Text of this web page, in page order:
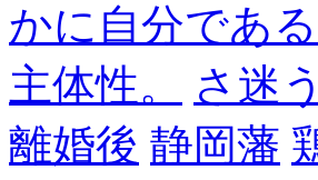
かに自分であ
主体性。
さ迷う
離婚後 静岡藩